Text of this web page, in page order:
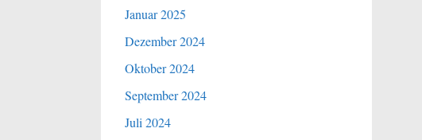
Januar 2025
Dezember 2024
Oktober 2024
September 2024
Juli 2024